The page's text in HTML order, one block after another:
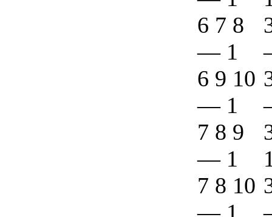
6 7 8
— 1
6 9 10
— 1
7 8 9
— 1
7 8 10